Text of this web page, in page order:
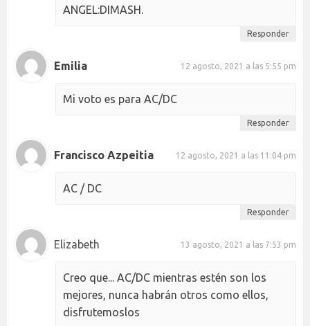
ANGEL:DIMASH.
Responder
Emilia 12 agosto, 2021 a las 5:55 pm
Mi voto es para AC/DC
Responder
Francisco Azpeitia 12 agosto, 2021 a las 11:04 pm
AC / DC
Responder
Elizabeth 13 agosto, 2021 a las 7:53 pm
Creo que... AC/DC mientras estén son los
mejores, nunca habrán otros como ellos,
disfrutemoslos